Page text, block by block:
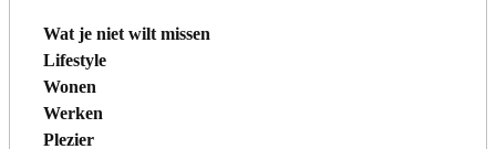
Wat je niet wilt missen
Lifestyle
Wonen
Werken
Plezier